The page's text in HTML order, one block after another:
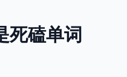
死磕单词